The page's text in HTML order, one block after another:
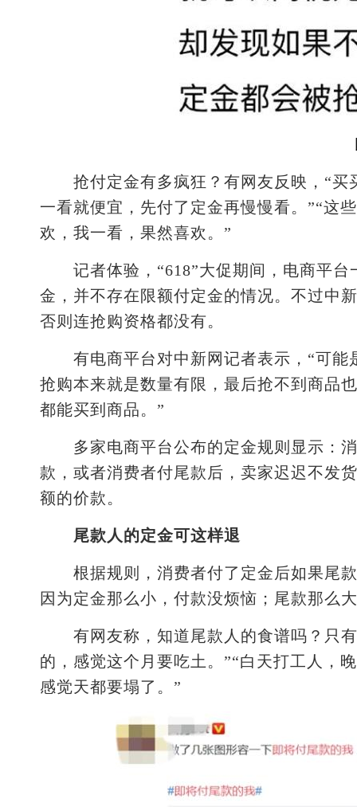
抢付定金有多疯狂？有网友反映，“买
一看就便宜，先付了定金再慢慢看。”“这
欢，我一看，果然喜欢。”
记者体验，“618”大促期间，电商平台
金，并不存在限额付定金的情况。不过中
否则连抢购资格都没有。
有电商平台对中新网记者表示，“可能
抢购本来就是数量有限，最后抢不到商品
都能买到商品。”
多家电商平台公布的定金规则显示：消
款，或者消费者付尾款后，卖家迟迟不发
额的价款。
尾款人的定金可这样退
根据规则，消费者付了定金后如果尾款
因为定金那么小，付款没烦恼；尾款那么
有网友称，知道尾款人的食谱吗？只有
的，感觉这个月要吃土。”“白天打工人，
感觉天都要塌了。”